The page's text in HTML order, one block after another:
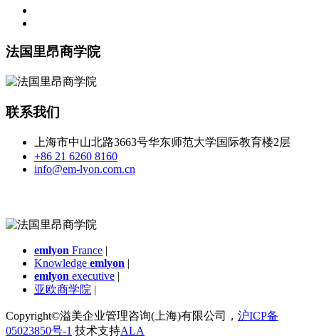
法国里昂商学院
联系我们
上海市中山北路3663号华东师范大学国际教育楼2层
+86 21 6260 8160
info@em-lyon.com.cn
emlyon France |
Knowledge emlyon |
emlyon executive |
亚欧商学院 |
Copyright©溢美企业管理咨询(上海)有限公司， 沪ICP备
05023850号-1 技术支持ALA